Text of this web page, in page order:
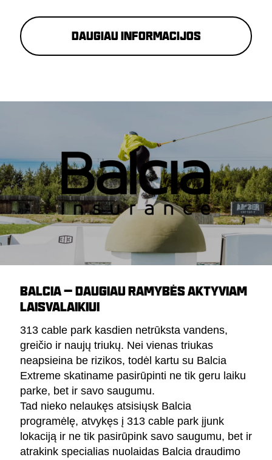
Daugiau informacijos
BALCIA – DAUGIAU RAMYBĖS AKTYVIAM
LAISVALAIKIUI
313 cable park kasdien netrūksta vandens,
greičio ir naujų triukų. Nei vienas triukas
neapsieina be rizikos, todėl kartu su Balcia
Extreme skatiname pasirūpinti ne tik geru laiku
parke, bet ir savo saugumu.
Tad nieko nelaukęs atsisiųsk Balcia
programėlę, atvykęs į 313 cable park įjunk
lokaciją ir ne tik pasirūpink savo saugumu, bet ir
atrakink specialias nuolaidas Balcia draudimo